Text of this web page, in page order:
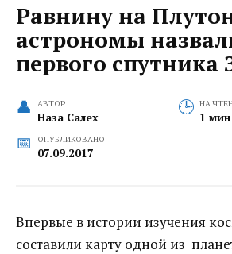
Равнину на
астрономы
первого спутника
АВТОР
Наза Салех
НА
1 мин
ОПУБЛИКОВАНО
07.09.2017
Впервые в истории изучения
составили карту одной из